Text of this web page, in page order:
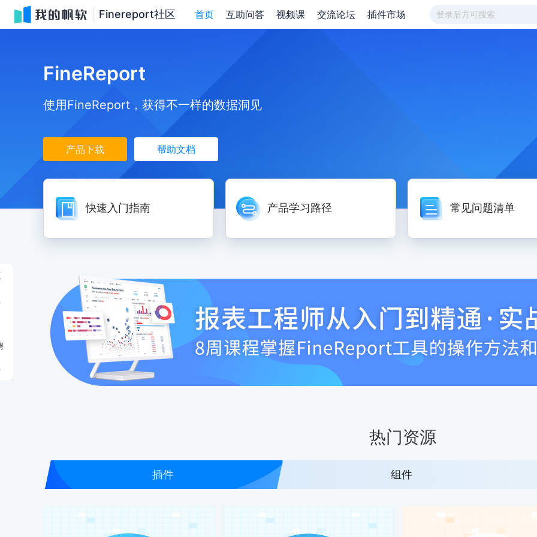
Finereport社区 首页 互助问答 视频课 交流论坛 插件市场
FineReport
使用FineReport，获得不一样的数据洞见
产品下载 帮助文档
快速入门指南 产品学习路径 常见问题清单
热门资源
插件 组件